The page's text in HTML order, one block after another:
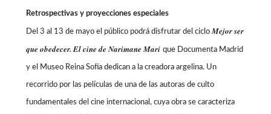
Retrospectivas y proyecciones especiales
Del 3 al 13 de mayo el público podrá disfrutar del cicloMejor ser
que obedecer. El cine de Narimane Mari que Documenta Madrid
y el Museo Reina Sofía dedican a la creadora argelina. Un
recorrido por las películas de una de las autoras de culto
fundamentales del cine internacional, cuya obra se caracteriza